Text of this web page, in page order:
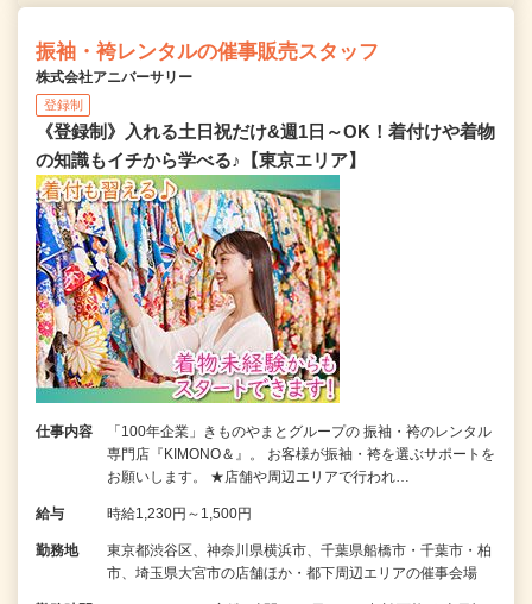
振袖・袴レンタルの催事販売スタッフ
株式会社アニバーサリー
登録制
《登録制》入れる土日祝だけ&週1日～OK！着付けや着物
の知識もイチから学べる♪【東京エリア】
仕事内容
「100年企業」きものやまとグループの 振袖・袴のレンタル
専門店『KIMONO＆』。 お客様が振袖・袴を選ぶサポートを
お願いします。 ★店舗や周辺エリアで行われ…
給与 時給1,230円～1,500円
勤務地
東京都渋谷区、神奈川県横浜市、千葉県船橋市・千葉市・柏
市、埼玉県大宮市の店舗ほか・都下周辺エリアの催事会場